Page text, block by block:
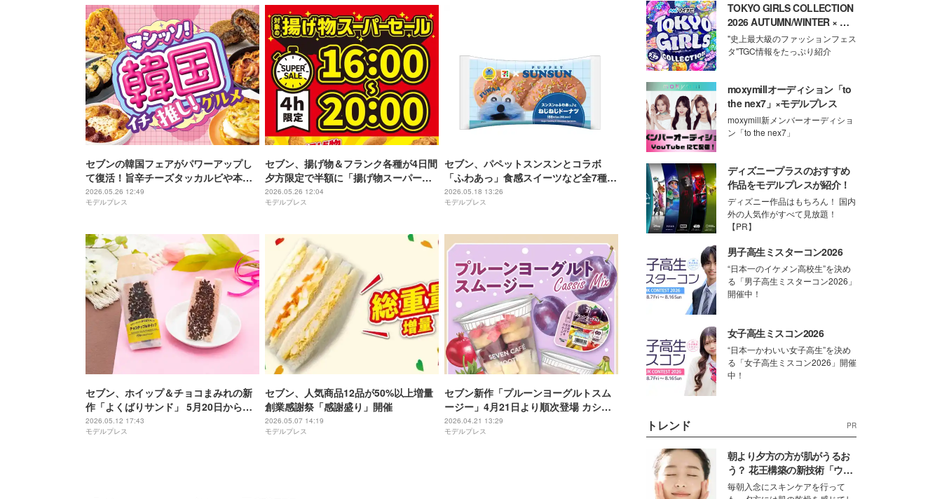
セブンの韓国フェアがパワーアップし
て復活！旨辛チーズタッカルビや本格
チュクミなど全17品
2026.05.26 12:49
モデルプレス
セブン、揚げ物＆フランク各種が4日間
夕方限定で半額に「揚げ物スーパーセ
ール」開催
2026.05.26 12:04
モデルプレス
セブン、パペットスンスンとコラボ
「ふわあっ」食感スイーツなど全7種
青色マシュマロ大福やメロンパンシュ
ー
2026.05.18 13:26
モデルプレス
セブン、ホイップ＆チョコまみれの新
作「よくばりサンド」 5月20日から順
次登場
2026.05.12 17:43
モデルプレス
セブン、人気商品12品が50%以上増量
創業感謝祭「感謝盛り」開催
2026.05.07 14:19
モデルプレス
セブン新作「プルーンヨーグルトスム
ージー」4月21日より順次登場 カシス
MIXの甘酸っぱいさわやか仕立て
2026.04.21 13:29
モデルプレス
TOKYO GIRLS COLLECTION
2026 AUTUMN/WINTER × モ
デルプレス
"史上最大級のファッションフェス
タ"TGC情報をたっぷり紹介
moxymillオーディション「to
the nex7」×モデルプレス
moxymill新メンバーオーディショ
ン「to the nex7」
ディズニープラスのおすすめ
作品をモデルプレスが紹介！
ディズニー作品はもちろん！ 国内
外の人気作がすべて見放題！
【PR】
男子高生ミスターコン2026
“日本一のイケメン高校生”を決め
る「男子高生ミスターコン2026」
開催中！
女子高生ミスコン2026
“日本一かわいい女子高生”を決め
る「女子高生ミスコン2026」開催
中！
トレンド PR
朝より夕方の方が肌がうるお
う？ 花王構築の新技術「ウォ
ーターキャプチャリングスキ
毎朝入念にスキンケアを行って